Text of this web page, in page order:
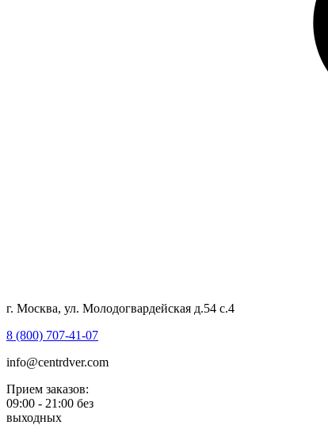
г. Москва, ул. Молодогвардейская д.54 с.4
8 (800) 707-41-07
info@centrdver.com
Прием заказов:
09:00 - 21:00 без
выходных